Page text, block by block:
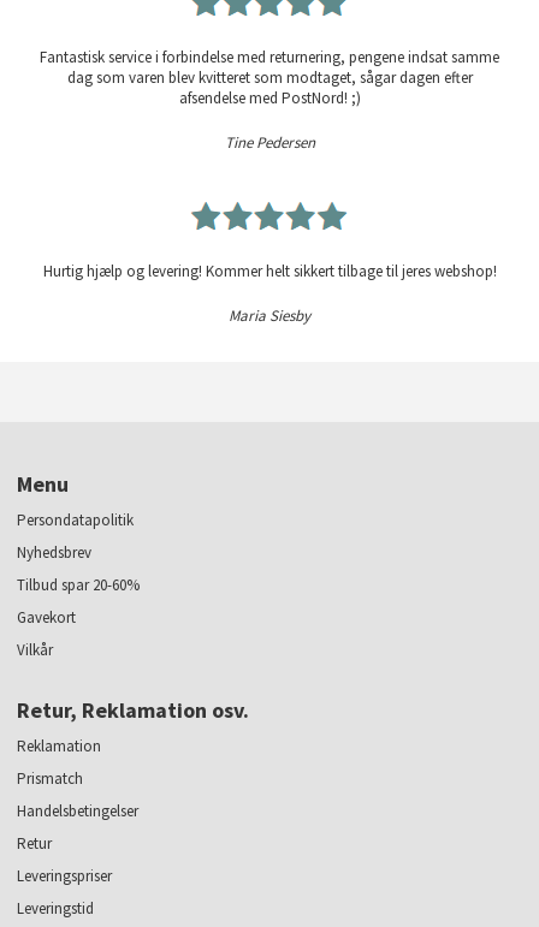
Fantastisk service i forbindelse med returnering, pengene indsat samme
dag som varen blev kvitteret som modtaget, sågar dagen efter
afsendelse med PostNord! ;)
Tine Pedersen
Hurtig hjælp og levering! Kommer helt sikkert tilbage til jeres webshop!
Maria Siesby
Menu
Persondatapolitik
Nyhedsbrev
Tilbud spar 20-60%
Gavekort
Vilkår
Retur, Reklamation osv.
Reklamation
Prismatch
Handelsbetingelser
Retur
Leveringspriser
Leveringstid